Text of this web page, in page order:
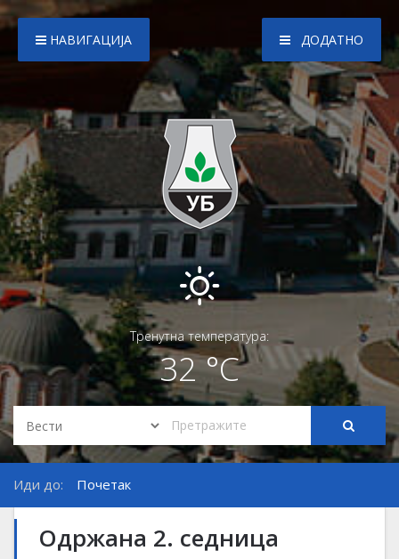
НАВИГАЦИЈА ДОДАТНО
Тренутна температура:
32 °C
Иди до: Почетак
Одржана 2. седница